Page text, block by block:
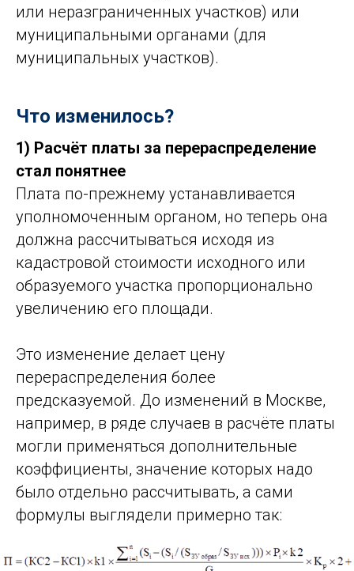
или неразграниченных участков) или
муниципальными органами (для
муниципальных участков).
Что изменилось?
1) Расчёт платы за перераспределение
стал понятнее
Плата по-прежнему устанавливается
уполномоченным органом, но теперь она
должна рассчитываться исходя из
кадастровой стоимости исходного или
образуемого участка пропорционально
увеличению его площади.
Это изменение делает цену
перераспределения более
предсказуемой. До изменений в Москве,
например, в ряде случаев в расчёте платы
могли применяться дополнительные
коэффициенты, значение которых надо
было отдельно рассчитывать, а сами
формулы выглядели примерно так: